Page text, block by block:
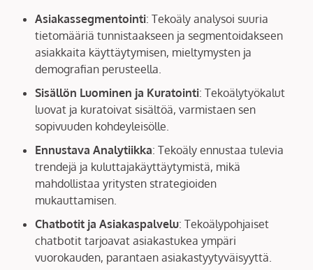
Asiakassegmentointi: Tekoäly analysoi suuria
tietomääriä tunnistaakseen ja segmentoidakseen
asiakkaita käyttäytymisen, mieltymysten ja
demografian perusteella.
Sisällön Luominen ja Kuratointi: Tekoälytyökalut
luovat ja kuratoivat sisältöä, varmistaen sen
sopivuuden kohdeyleisölle.
Ennustava Analytiikka: Tekoäly ennustaa tulevia
trendejä ja kuluttajakäyttäytymistä, mikä
mahdollistaa yritysten strategioiden
mukauttamisen.
Chatbotit ja Asiakaspalvelu: Tekoälypohjaiset
chatbotit tarjoavat asiakastukea ympäri
vuorokauden, parantaen asiakastyytyväisyyttä.